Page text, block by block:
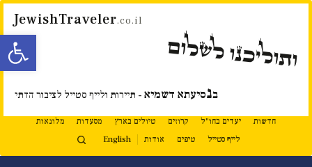
פתח
JewishTraveler.co.il
ותוליכנו לשלום
בנסיעתא דשמיא - תיירות ולייף סטייל לציבור הדתי
חדשות יעדים בחו"ל קרוזים טיולים בארץ מסעדות
מלונאות
לייף סטייל
טיפים אודות English